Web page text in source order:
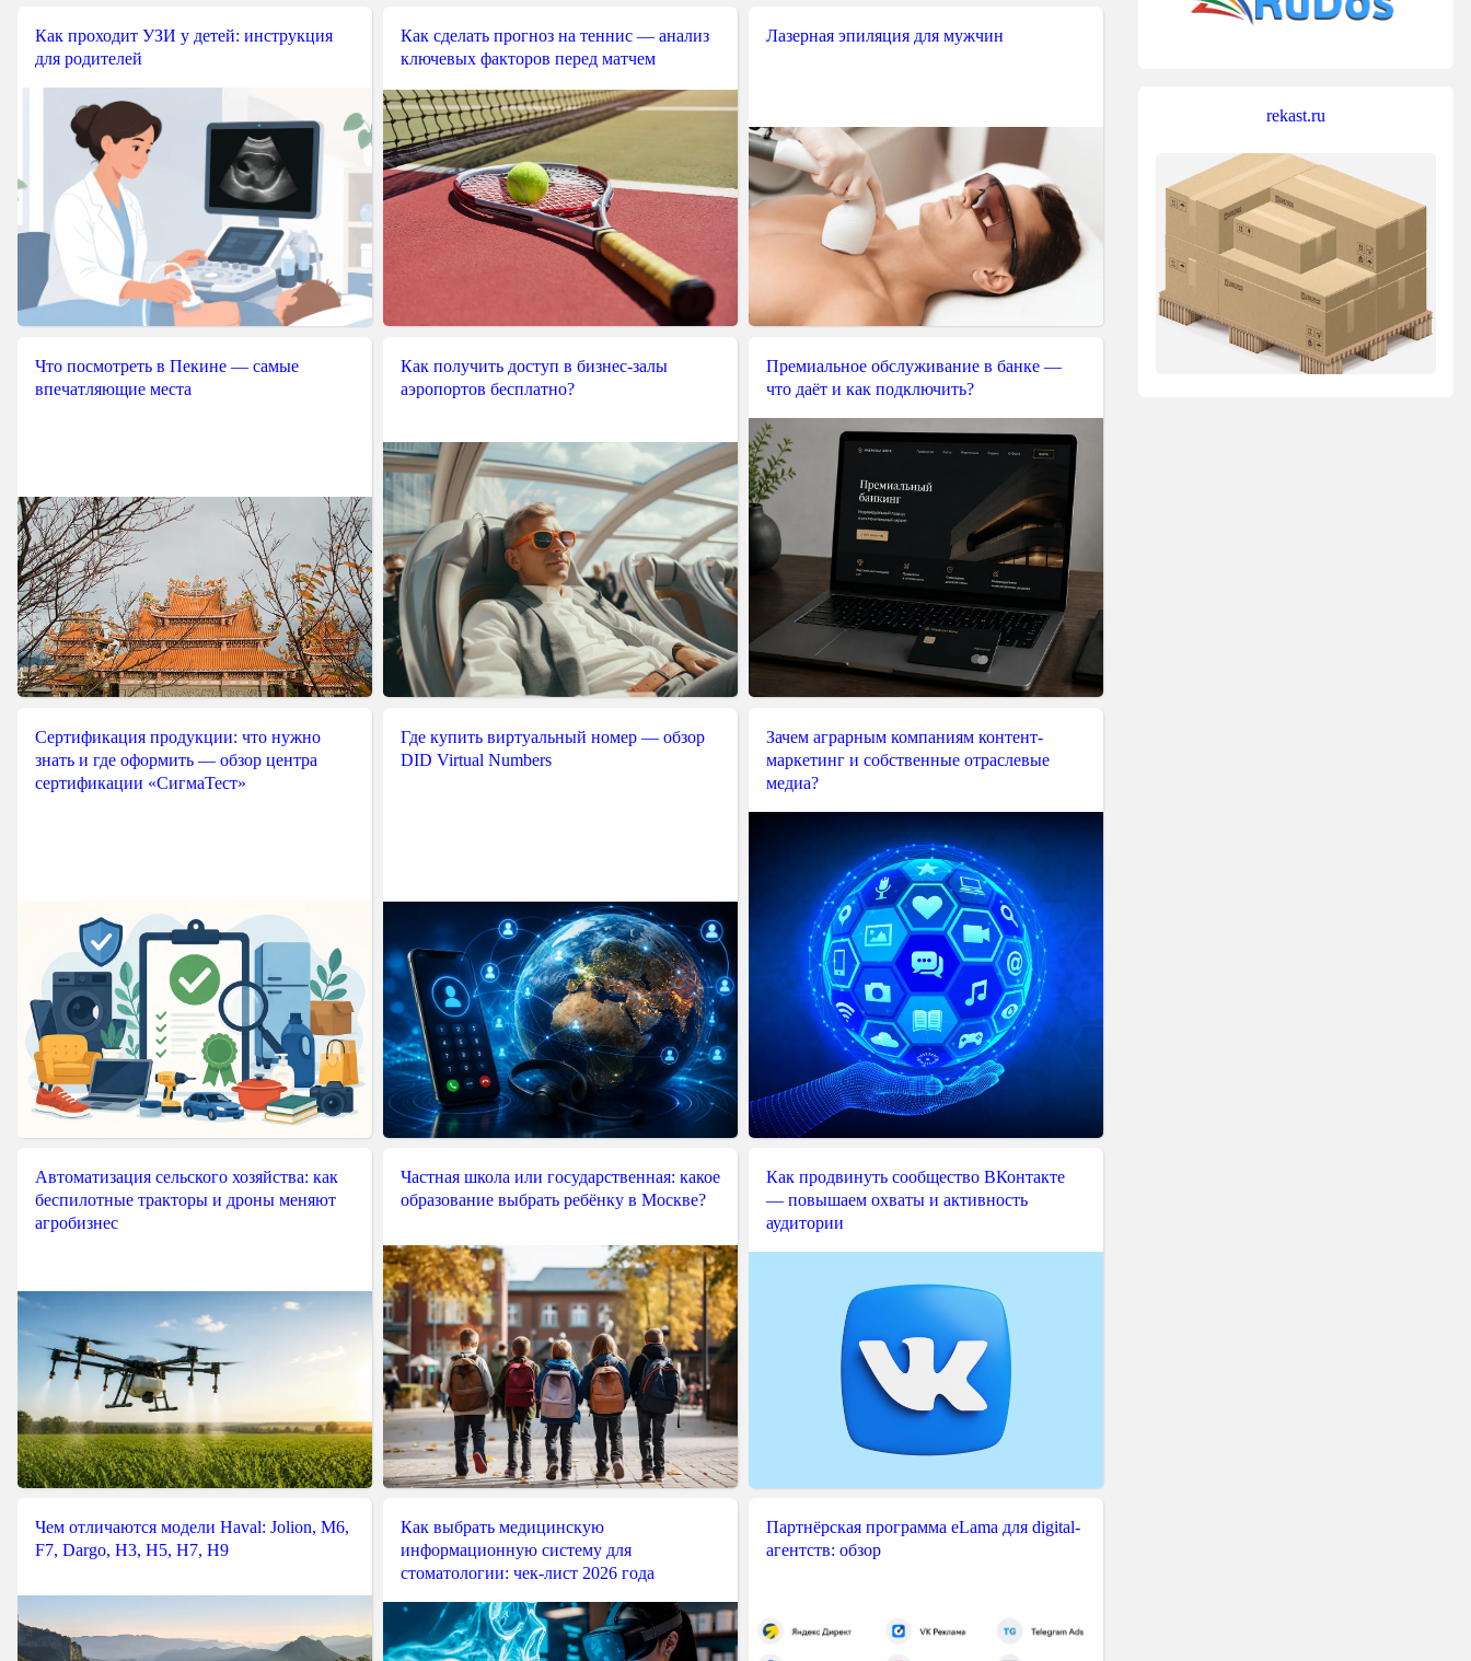
Как проходит УЗИ у детей: инструкция
для родителей
Как сделать прогноз на теннис — анализ
ключевых факторов перед матчем
Лазерная эпиляция для мужчин
Что посмотреть в Пекине — самые
впечатляющие места
Как получить доступ в бизнес-залы
аэропортов бесплатно?
Премиальное обслуживание в банке —
что даёт и как подключить?
Сертификация продукции: что нужно
знать и где оформить — обзор центра
сертификации «СигмаТест»
Где купить виртуальный номер — обзор
DID Virtual Numbers
Зачем аграрным компаниям контент-
маркетинг и собственные отраслевые
медиа?
Автоматизация сельского хозяйства: как
беспилотные тракторы и дроны меняют
агробизнес
Частная школа или государственная: какое
образование выбрать ребёнку в Москве?
Как продвинуть сообщество ВКонтакте
— повышаем охваты и активность
аудитории
Чем отличаются модели Haval: Jolion, M6,
F7, Dargo, H3, H5, H7, H9
Как выбрать медицинскую
информационную систему для
стоматологии: чек-лист 2026 года
Партнёрская программа eLama для digital-
агентств: обзор
rekast.ru